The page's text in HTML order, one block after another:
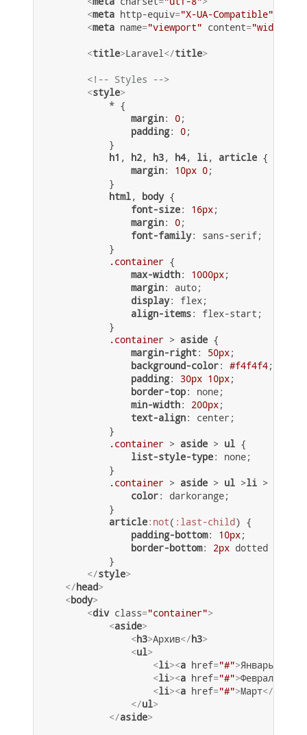
<meta http-equiv="X-UA-Compatible"
<meta name="viewport" content=
<title>Laravel </title>
<!-- Styles -->
<style>
            * {
margin: 0;
padding: 0;
            }
h1 , h2, h3, h4, li, article {
margin: 10px 0;
            }
html, body {
font-size: 16px;
margin: 0;
font-family: sans-serif;
            }
.container {
max-width: 1000px;
margin: auto;
display: flex;
align-items: flex-start;
            }
.container > aside {
margin-right: 50px;
background-color: #f4f4f4;
padding: 30px 10px;
border-top: none;
min-width: 200px;
text-align: center;
            }
.container > aside > ul {
list-style-type: none;
            }
.container > aside > ul >li >
color: darkorange;
            }
article:not( :last-child) {
padding-bottom: 10px;
border-bottom: 2px dotted
            }
</style>
</head>
<body>
<div class="container">
<aside>
<h3>Архив</h3>
<ul>
<li><a href="#">Январь
<li><a href="#">Февраль
<li><a href="#">Март</
</ul>
</aside>